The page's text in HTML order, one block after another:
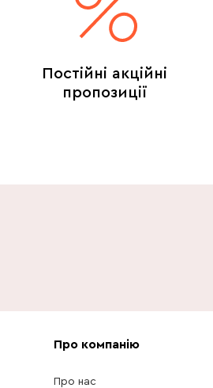
Постійні акційні
пропозиції
Про компанію
Про нас